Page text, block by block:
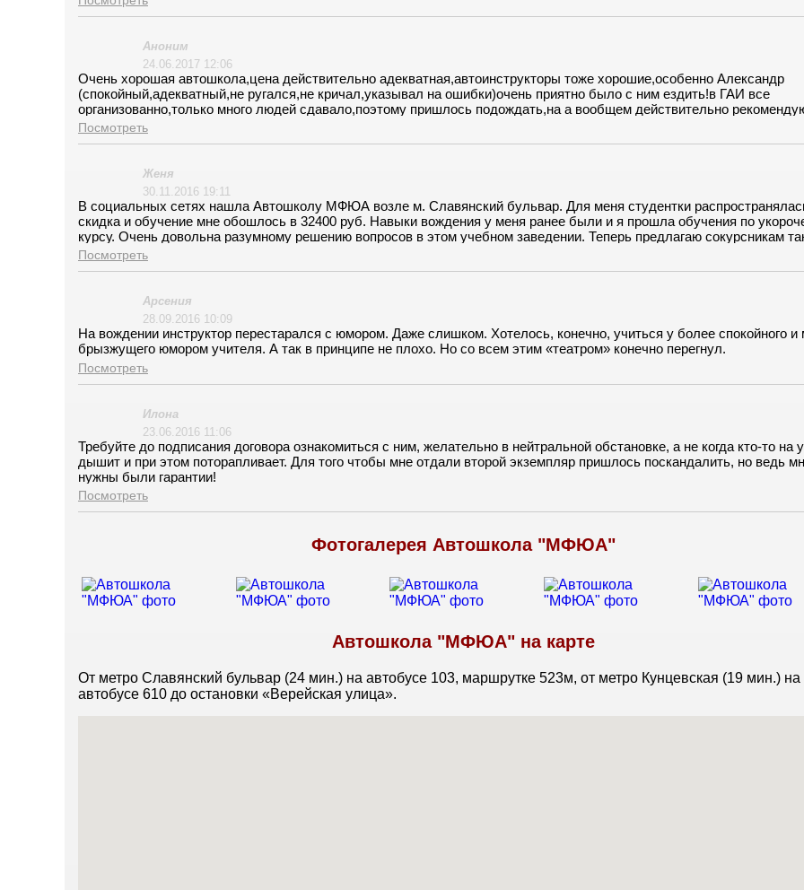
быстро и без напряга. Спасибо!
Аноним
24.06.2017 12:06
Очень хорошая автошкола,цена действительно адекватная,автоинструкторы тоже хорошие,особенно Александр
(спокойный,адекватный,не ругался,не кричал,указывал на ошибки)очень приятно было с ним ездить!в ГАИ все
организованно,только много людей сдавало,поэтому пришлось подождать,на а вообщем действительно
Посмотреть
Женя
30.11.2016 19:11
В социальных сетях нашла Автошколу МФЮА возле м. Славянский бульвар. Для меня студентки
скидка и обучение мне обошлось в 32400 руб. Навыки вождения у меня ранее были и я прошла обучения по
курсу. Очень довольна разумному решению вопросов в этом учебном заведении. Теперь предлагаю сокурсникам
вариант.
Посмотреть
Арсения
28.09.2016 10:09
На вождении инструктор перестарался с юмором. Даже слишком. Хотелось, конечно, учиться у более спокойного и
брызжущего юмором учителя. А так в принципе не плохо. Но со всем этим «театром» конечно перегнул.
Посмотреть
Илона
23.06.2016 11:06
Требуйте до подписания договора ознакомиться с ним, желательно в нейтральной обстановке, а не когда кто-то на
дышит и при этом поторапливает. Для того чтобы мне отдали второй экземпляр пришлось поскандалить, но ведь
нужны были гарантии!
Посмотреть
Фотогалерея Автошкола "МФЮА"
Автошкола "МФЮА" на карте
От метро Славянский бульвар (24 мин.) на автобусе 103, маршрутке 523м, от метро Кунцевская (19 мин.) на
автобусе 610 до остановки «Верейская улица».